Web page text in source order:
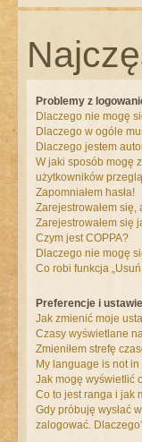
Problemy z
Dlaczego nie mogę
Dlaczego w ogóle
Dlaczego jestem
W jaki sposób mogę
użytkowników
Zapomniałem hasła!
Zarejestrowałem
Zarejestrowałem się
Czym jest COPPA?
Dlaczego nie mogę
Co robi funkcja
Preferencje i
Jak zmienić moje
Czasy wyświetlane
Zmieniłem strefę
My language is not in
Jak mogę wyświetlić
Co to jest ranga i jak
Gdy próbuję wysłać
zalogować.